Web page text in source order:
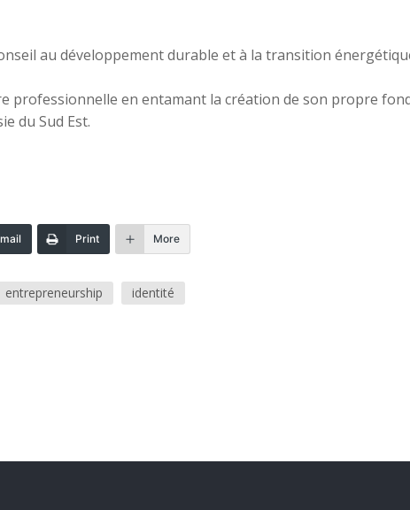
au développement durable et à la transition
professionnelle en entamant la création de son propre
du Sud Est.
Print More
entrepreneurship identité